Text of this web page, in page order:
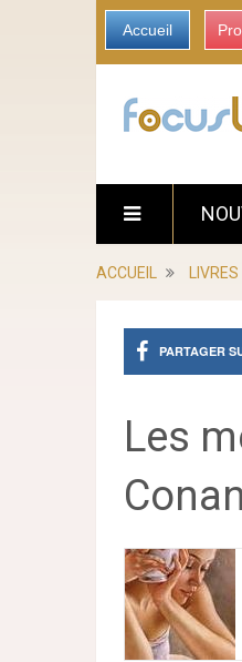
Accueil
ACCUEIL LIVRES
PARTAGER
Les